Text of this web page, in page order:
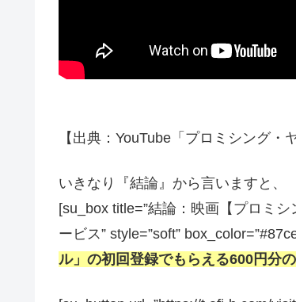
【出典：YouTube「プロミシング
いきなり『結論』から言いますと、
[su_box title=”結論：映画【プロミ
ービス” style=”soft”
ル」の初回登録でもらえる600円分